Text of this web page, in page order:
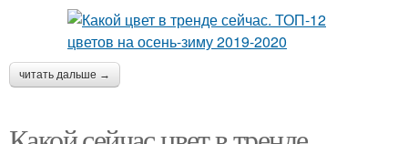
читать дальше →